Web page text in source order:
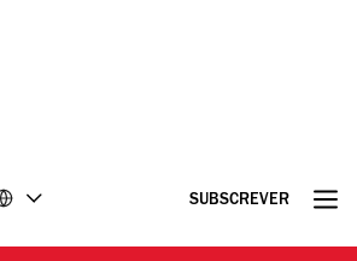
SUBSCREVER